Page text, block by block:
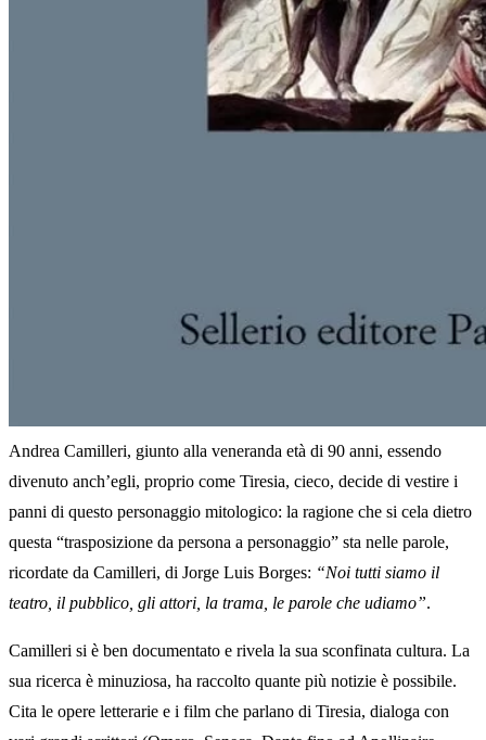
Andrea Camilleri, giunto alla veneranda età di 90 anni, essendo
divenuto anch’egli, proprio come Tiresia, cieco, decide di vestire i
panni di questo personaggio mitologico: la ragione che si cela dietro
questa “trasposizione da persona a personaggio” sta nelle parole,
ricordate da Camilleri, di Jorge Luis Borges: “Noi tutti siamo il
teatro, il pubblico, gli attori, la trama, le parole che udiamo”.
Camilleri si è ben documentato e rivela la sua sconfinata cultura. La
sua ricerca è minuziosa, ha raccolto quante più notizie è possibile.
Cita le opere letterarie e i film che parlano di Tiresia, dialoga con